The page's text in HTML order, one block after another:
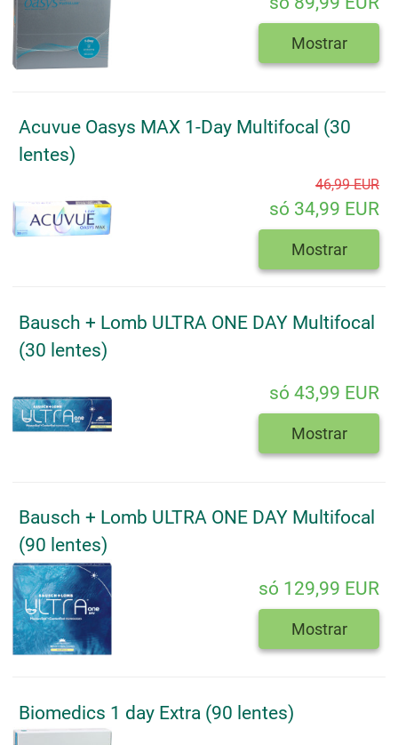
Mostrar
Acuvue Oasys MAX 1-Day Multifocal (30
lentes)
46,99 EUR
só 34,99 EUR
Mostrar
Bausch + Lomb ULTRA ONE DAY Multifocal
(30 lentes)
só 43,99 EUR
Mostrar
Bausch + Lomb ULTRA ONE DAY Multifocal
(90 lentes)
só 129,99 EUR
Mostrar
Biomedics 1 day Extra (90 lentes)